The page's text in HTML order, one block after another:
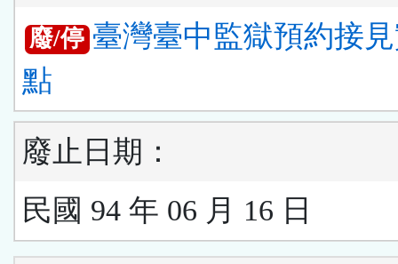
廢/停 臺灣臺中監獄預約接
點
廢止日期：
民國 94 年 06 月 16 日